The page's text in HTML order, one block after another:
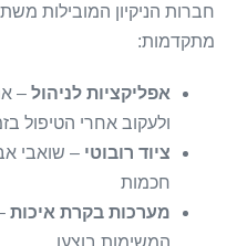
חברות הניקיון המובילות
מתקדמות:
אפליקציות לניהול–
ולעקוב אחרי הטיפול
ציוד רובוטי– שואבי
חכמות
מערכות בקרת איכות–